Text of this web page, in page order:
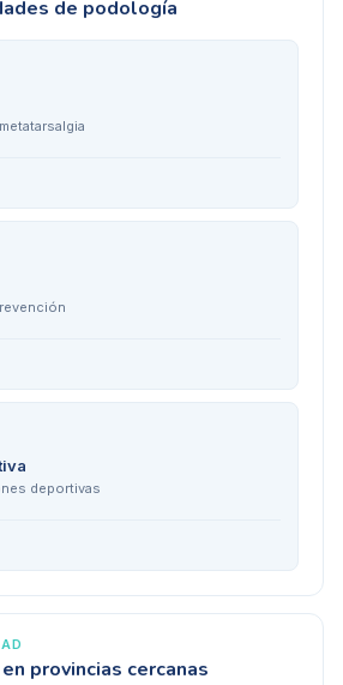
de podología
deportivas
en provincias cercanas